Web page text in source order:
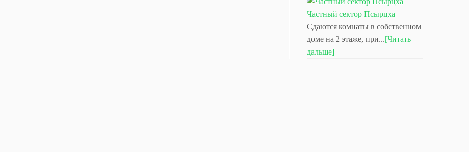
Частный сектор Псырцха
Сдаются комнаты в собственном
доме на 2 этаже, при...[Читать
дальше]